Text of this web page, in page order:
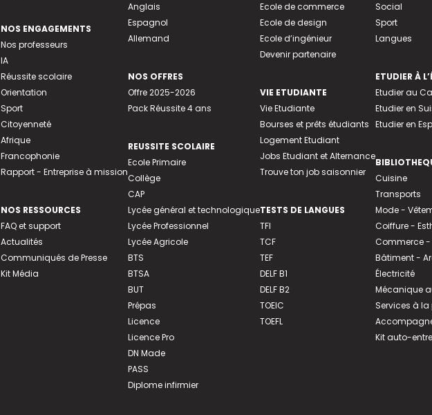
NOS ENGAGEMENTS
Nos professeurs
IA
Réussite scolaire
Orientation
Sport
Citoyenneté
Afrique
Francophonie
Rapport - Entreprise à mission
NOS RESSOURCES
FAQ et support
Actualités
Communiqués de Presse
Kit Média
Anglais
Espagnol
Allemand
NOS OFFRES
Offre 2025-2026
Pack Réussite 4 ans
REUSSITE SCOLAIRE
Ecole Primaire
Collège
CAP
Lycée général et technologique
Lycée Professionnel
Lycée Agricole
BTS
BTSA
BUT
Prépas
Licence
Licence Pro
DN Made
PASS
Diplome infirmier
Ecole de commerce
Ecole de design
Ecole d’ingénieur
Devenir partenaire
VIE ETUDIANTE
Vie Etudiante
Bourses et prêts étudiants
Logement Etudiant
Jobs Etudiant et Alternance
Trouve ton job saisonnier
TESTS DE LANGUES
TFI
TCF
TEF
DELF B1
DELF B2
TOEIC
TOEFL
Social
Sport
Langues
ETUDIER À
Etudier au
Etudier en
Etudier en
Cuisine
Transports
Mode -
Coiffure -
Commerce -
Bâtiment -
Électricité
Mécanique
Services à la
Kit auto-